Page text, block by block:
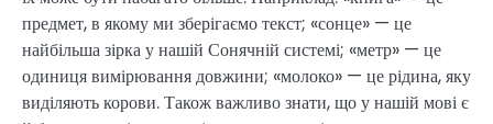
предмет, в якому ми зберігаємо текст; «сонце» — це
найбільша зірка у нашій Сонячній системі; «метр» — це
одиниця вимірювання довжини; «молоко» — це рідина, яку
виділяють корови. Також важливо знати, що у нашій мові є